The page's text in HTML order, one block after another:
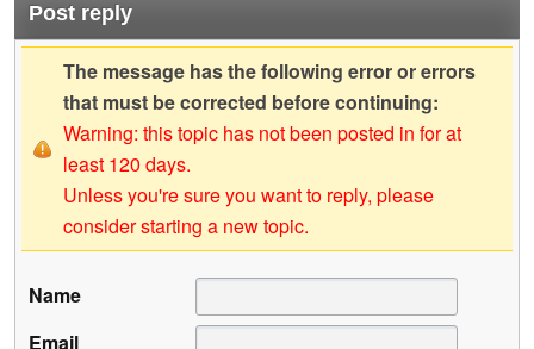
Post reply
The message has the following error or errors
that must be corrected before continuing:
Warning: this topic has not been posted in for at
least 120 days.
Unless you're sure you want to reply, please
consider starting a new topic.
Name
Email